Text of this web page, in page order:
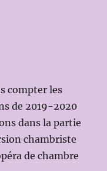
compter les
de 2019-2020
dans la partie
chambriste
de chambre